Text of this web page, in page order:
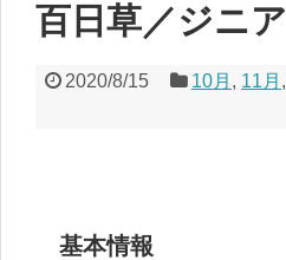
百日草／ジニア
2020/8/15 10月 , 11月 ,
基本情報